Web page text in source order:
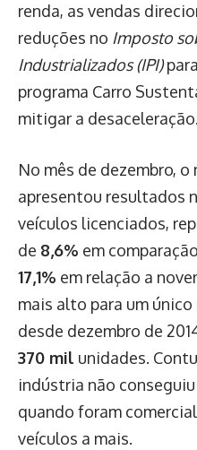
renda, as vendas
reduções no Imposto
Industrializados (IPI)
programa Carro
mitigar a desaceleração.
No mês de dezembro,
apresentou resultados
veículos licenciados,
de 8,6% em
17,1% em relação a
mais alto para um único
desde dezembro de
370 mil unidades.
indústria não
quando foram
veículos a mais.